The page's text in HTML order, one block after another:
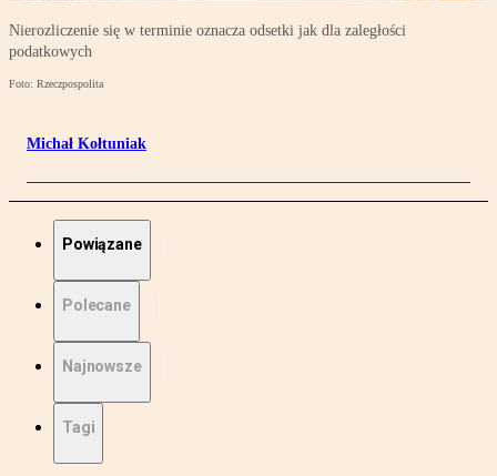
Nierozliczenie się w terminie oznacza odsetki jak dla zaległości
podatkowych
Foto: Rzeczpospolita
Michał Kołtuniak
Powiązane
Polecane
Najnowsze
Tagi